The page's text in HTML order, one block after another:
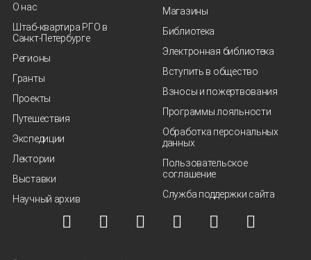
О нас
Штаб-квартира РГО в
Санкт‑Петербурге
Регионы
Гранты
Проекты
Путешествия
Экспедиции
Лектории
Выставки
Научный архив
Магазины
Библиотека
Электронная библиотека
Вступить в общество
Взносы и пожертвования
Программы лояльности
Обработка персональных
данных
Пользовательское
соглашение
Служба поддержки сайта